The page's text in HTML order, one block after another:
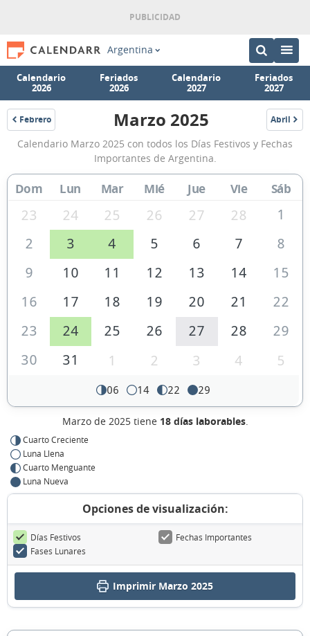
Argentina
Calendario
2026
Feriados
2026
Calendario
2027
Feriados
2027
Febrero
2025
Calendario
Marzo
2025
de
Argentina
Marzo 2025 Abril
2025
Calendario Marzo 2025 con todos los Días Festivos y Fechas
Importantes de Argentina.
Dom Lun Mar Mié Jue Vie Sáb
23 24 25 26 27 28
1
2
3 4 5 6 7
8
9
10 11 12 13 14
15
16
17 18 19 20 21
22
23
24 25 26 27 28
29
30
31 1 2 3 4 5
06 14 22 29
Marzo de 2025 tiene 18 días laborables.
Cuarto Creciente
Luna Llena
Cuarto Menguante
Luna Nueva
Opciones de visualización:
Días Festivos
Fechas Importantes
Fases Lunares
Imprimir Marzo 2025